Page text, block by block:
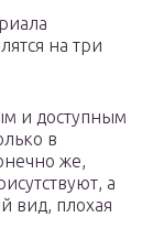
на три
и доступным
в
же,
а
вид, плохая